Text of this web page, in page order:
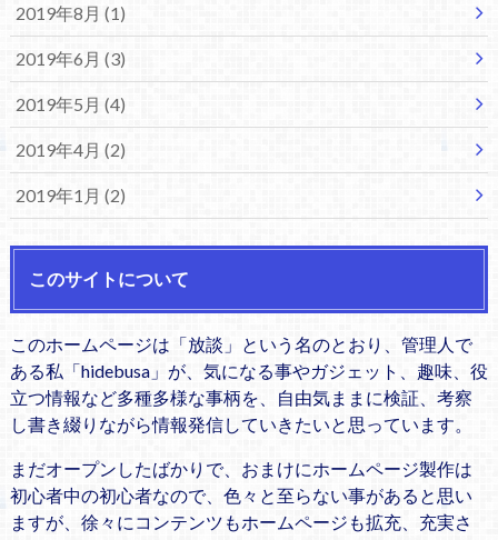
2019年8月 (1)
2019年6月 (3)
2019年5月 (4)
2019年4月 (2)
2019年1月 (2)
このサイトについて
このホームページは「放談」という名のとおり、管理人で
ある私「hidebusa」が、気になる事やガジェット、趣味、役
立つ情報など多種多様な事柄を、自由気ままに検証、考察
し書き綴りながら情報発信していきたいと思っています。
まだオープンしたばかりで、おまけにホームページ製作は
初心者中の初心者なので、色々と至らない事があると思い
ますが、徐々にコンテンツもホームページも拡充、充実さ